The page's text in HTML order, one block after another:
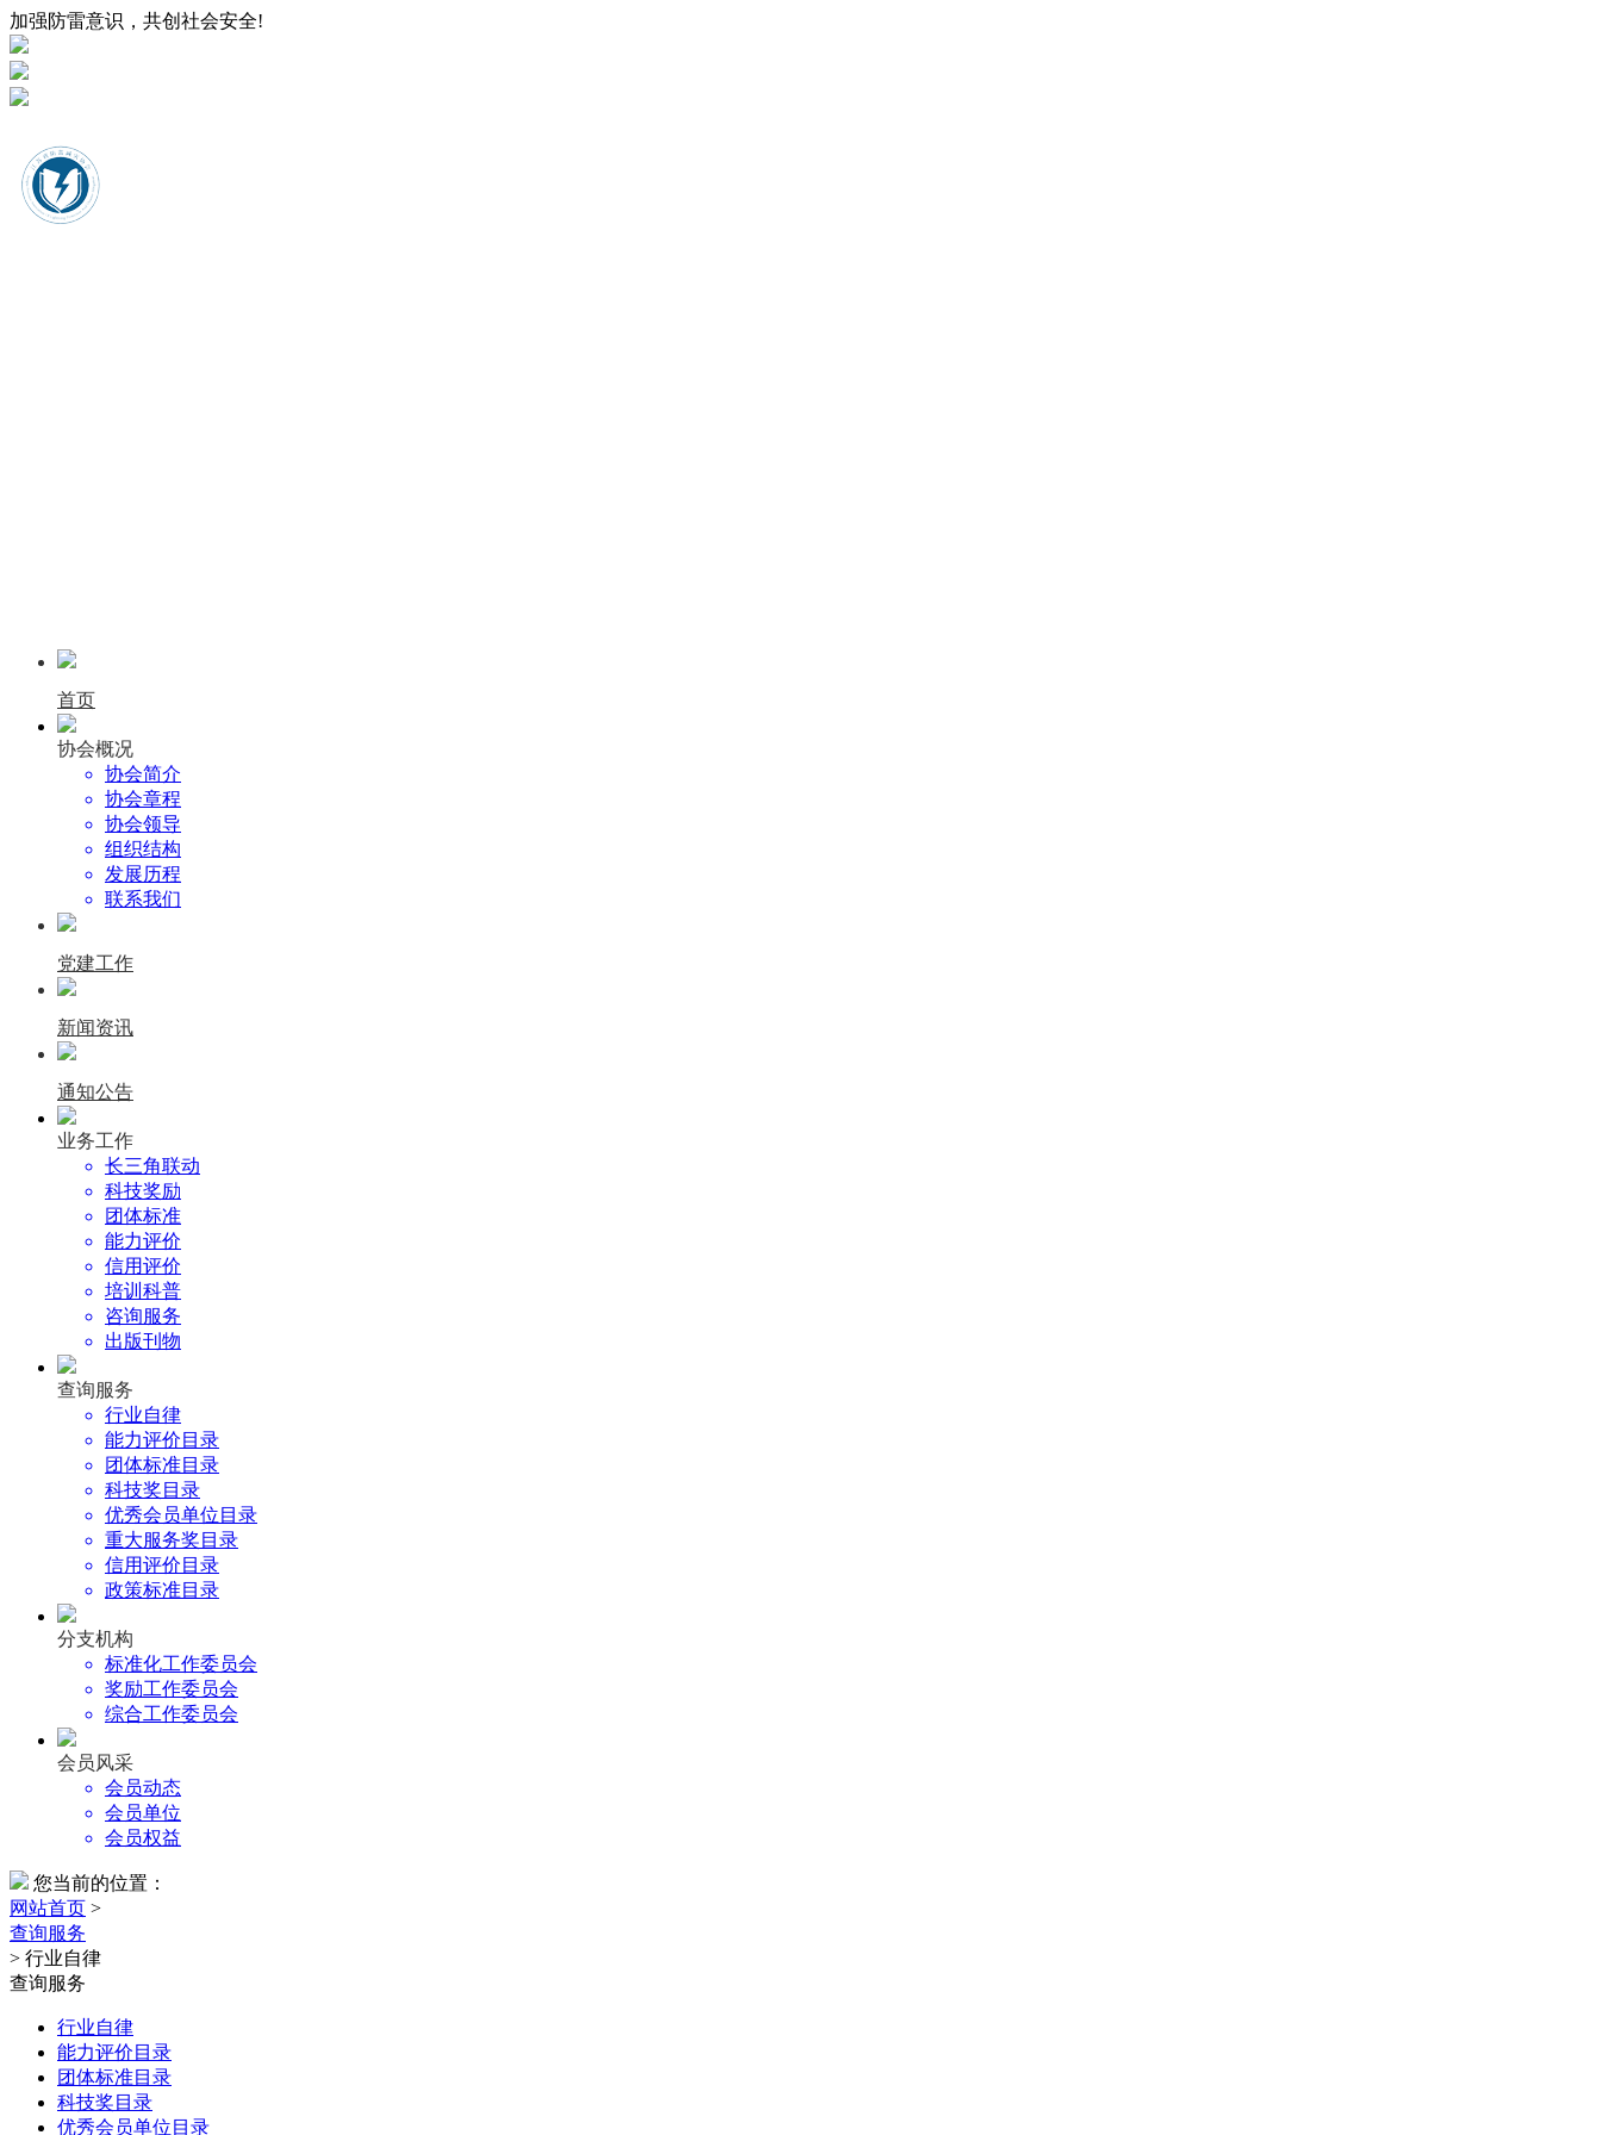
加强防雷意识，共创社会安全!
首页
协会概况
协会简介
协会章程
协会领导
组织结构
发展历程
联系我们
党建工作
新闻资讯
通知公告
业务工作
长三角联动
科技奖励
团体标准
能力评价
信用评价
培训科普
咨询服务
出版刊物
查询服务
行业自律
能力评价目录
团体标准目录
科技奖目录
优秀会员单位目录
重大服务奖目录
信用评价目录
政策标准目录
分支机构
标准化工作委员会
奖励工作委员会
综合工作委员会
会员风采
会员动态
会员单位
会员权益
您当前的位置：
网站首页 >
查询服务
> 行业自律
查询服务
行业自律
能力评价目录
团体标准目录
科技奖目录
优秀会员单位目录